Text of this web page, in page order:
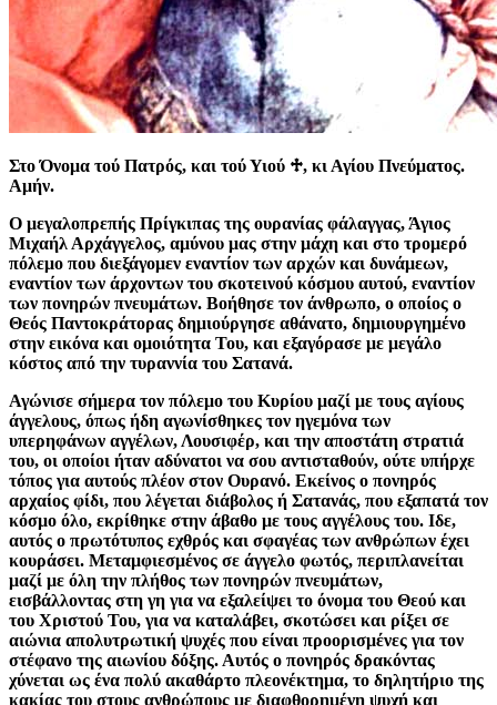
Στο Όνομα τού Πατρός, και τού Υιού ♱, κι Αγίου Πνεύματος.
Αμήν.
Ο μεγαλοπρεπής Πρίγκιπας της ουρανίας φάλαγγας, Άγιος
Μιχαήλ Αρχάγγελος, αμύνου μας στην μάχη και στο τρομερό
πόλεμο που διεξάγομεν εναντίον των αρχών και δυνάμεων,
εναντίον των άρχοντων του σκοτεινού κόσμου αυτού, εναντίον
των πονηρών πνευμάτων. Βοήθησε τον άνθρωπο, ο οποίος ο
Θεός Παντοκράτορας δημιούργησε αθάνατο, δημιουργημένο
στην εικόνα και ομοιότητα Του, και εξαγόρασε με μεγάλο
κόστος από την τυραννία του Σατανά.
Αγώνισε σήμερα τον πόλεμο του Κυρίου μαζί με τους αγίους
άγγελους, όπως ήδη αγωνίσθηκες τον ηγεμόνα των
υπερηφάνων αγγέλων, Λουσιφέρ, και την αποστάτη στρατιά
του, οι οποίοι ήταν αδύνατοι να σου αντισταθούν, ούτε υπήρχε
τόπος για αυτούς πλέον στον Ουρανό. Εκείνος ο πονηρός
αρχαίος φίδι, που λέγεται διάβολος ή Σατανάς, που εξαπατά τον
κόσμο όλο, εκρίθηκε στην άβαθο με τους αγγέλους του. Ιδε,
αυτός ο πρωτότυπος εχθρός και σφαγέας των ανθρώπων έχει
κουράσει. Μεταμφιεσμένος σε άγγελο φωτός, περιπλανείται
μαζί με όλη την πλήθος των πονηρών πνευμάτων,
εισβάλλοντας στη γη για να εξαλείψει το όνομα του Θεού και
του Χριστού Του, για να καταλάβει, σκοτώσει και ρίξει σε
αιώνια απολυτρωτική ψυχές που είναι προορισμένες για τον
στέφανο της αιωνίου δόξης. Αυτός ο πονηρός δρακόντας
χύνεται ως ένα πολύ ακαθάρτο πλεονέκτημα, το δηλητήριο της
κακίας του στους ανθρώπους με διαφθορημένη ψυχή και